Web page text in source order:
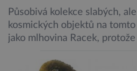
Působivá kolekce slabých,
kosmických objektů na
jako mlhovina Racek,
prachu, vodíku, hélia a